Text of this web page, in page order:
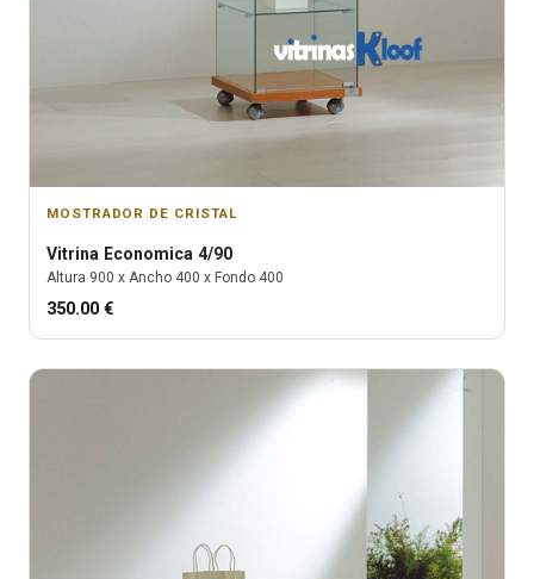
MOSTRADOR DE CRISTAL
Vitrina Economica 4/90
Altura 900 x Ancho 400 x Fondo 400
350.00 €